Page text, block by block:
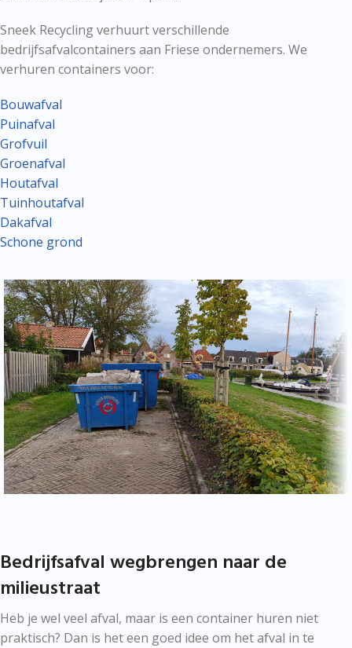
Sneek Recycling verhuurt verschillende
bedrijfsafvalcontainers aan Friese ondernemers. We
verhuren containers voor:
Bouwafval
Puinafval
Grofvuil
Groenafval
Houtafval
Tuinhoutafval
Dakafval
Schone grond
Bedrijfsafval wegbrengen naar de
milieustraat
Heb je wel veel afval, maar is een container huren niet
praktisch? Dan is het een goed idee om het afval in te